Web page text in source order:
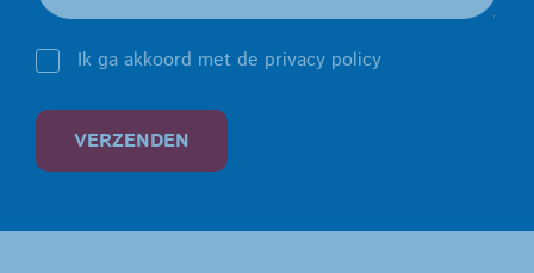
Ik ga akkoord met de privacy policy
VERZENDEN